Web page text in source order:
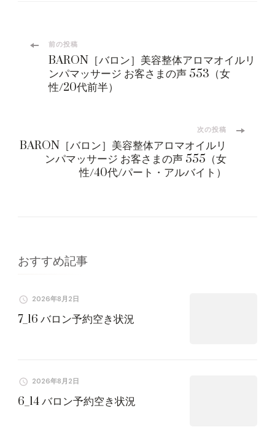
投
ビ
ョ
前の投稿
BARON［バロン］美容整体アロマオイルリ
ンパマッサージ お客さまの声 553（女
性/20代前半）
次の投稿
BARON［バロン］美容整体アロマオイルリ
ンパマッサージ お客さまの声 555（女
性/40代/パート・アルバイト）
おすすめ記事
2026年8月2日
7_16 バロン予約空き状況
2026年8月2日
6_14 バロン予約空き状況